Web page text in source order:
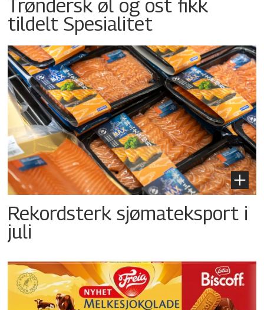
Trøndersk øl og ost fikk
tildelt Spesialitet
Rekordsterk sjømateksport i
juli